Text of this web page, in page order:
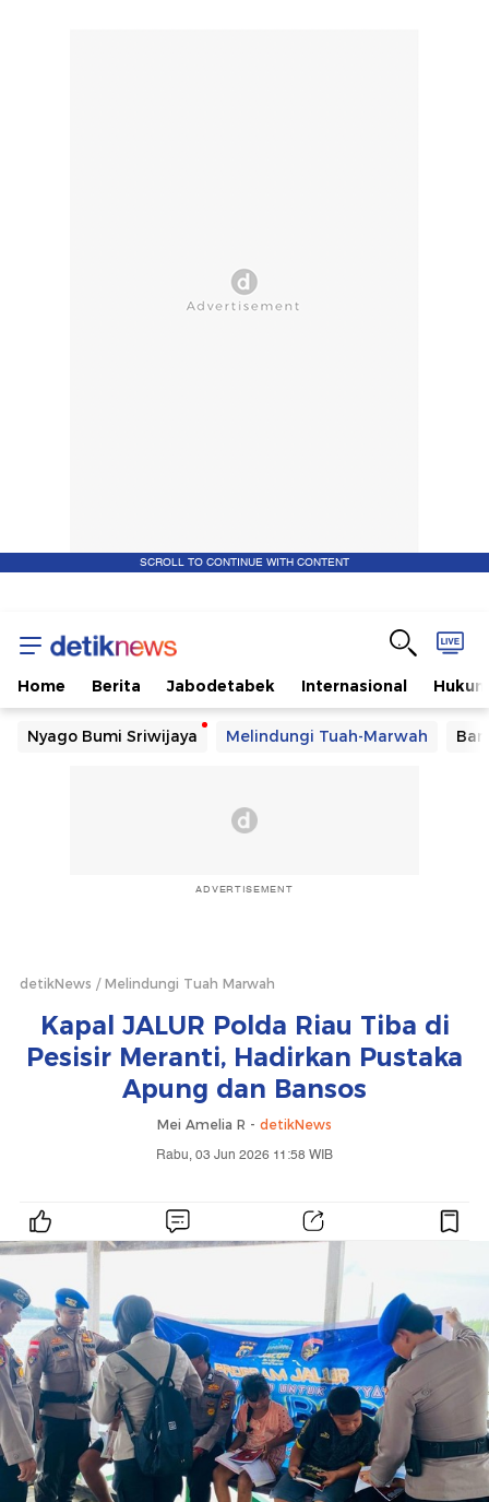
SCROLL TO CONTINUE WITH CONTENT
Home Berita Jabodetabek Internasional Hukum
Nyago Bumi Sriwijaya Melindungi Tuah-Marwah
ADVERTISEMENT
detikNews Melindungi Tuah Marwah
Kapal JALUR Polda Riau Tiba di
Pesisir Meranti, Hadirkan Pustaka
Apung dan Bansos
Mei Amelia R - detikNews
Rabu, 03 Jun 2026 11:58 WIB